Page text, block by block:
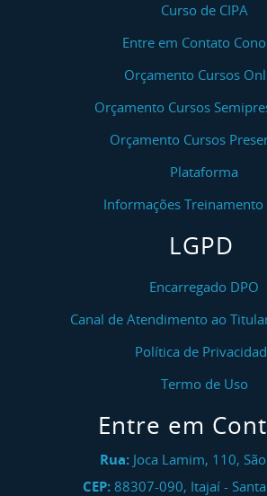
Curso de CIPA
Entre em Contato
Orçamento Cursos
Orçamento Cursos
Orçamento Cursos
Plataforma
Informações Treinamento
LGPD
Encarregado DPO
Canal de Atendimento ao
Política de
Termo de Uso
Entre em
Rua: Joca Lamim, 110,
CEP: 88307-090, Itajaí-